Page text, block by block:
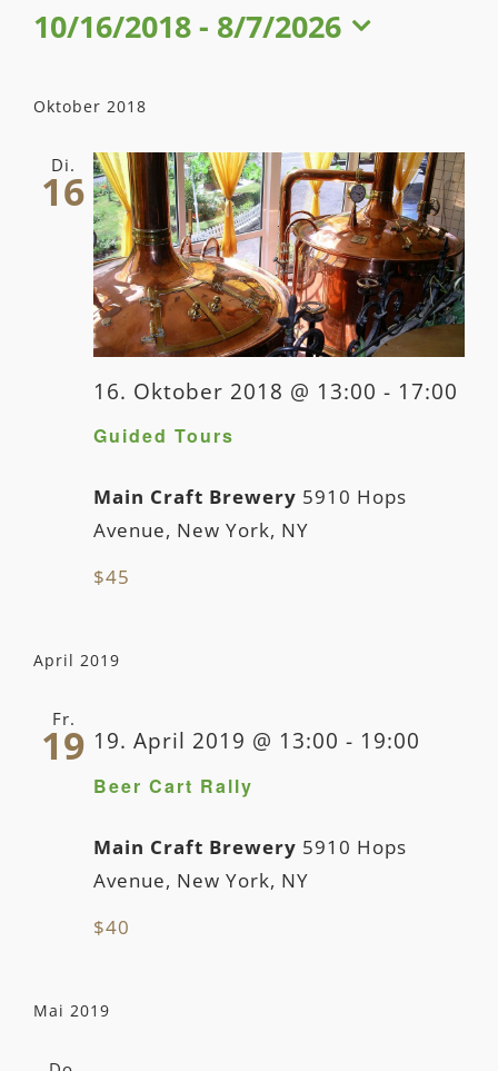
10/16/2018 - 8/7/2026
wählen.
Oktober 2018
Di.
16
Guided Tours
16. Oktober 2018 @ 13:00 - 17:00
Main Craft Brewery 5910 Hops
Avenue, New York, NY
$45
April 2019
Fr.
19
Beer Cart Rally
19. April 2019 @ 13:00 - 19:00
Main Craft Brewery 5910 Hops
Avenue, New York, NY
$40
Mai 2019